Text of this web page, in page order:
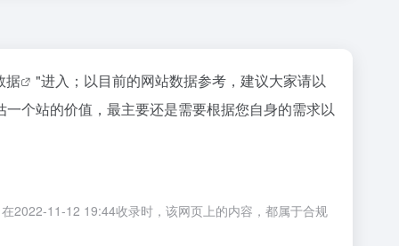
据
"进入；以目前的网站数据参考，建议大家请以
个站的价值，最主要还是需要根据您自身的需求以
2022-11-12 19:44收录时，该网页上的内容，都属于合规